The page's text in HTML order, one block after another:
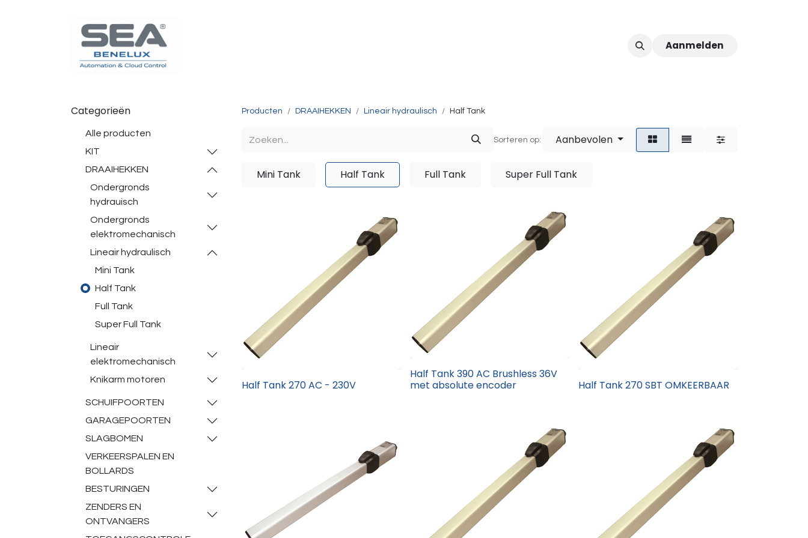
Poortautomatisatie Toegangscontrole Aanmelden
Categorieën
Alle producten
KIT
DRAAIHEKKEN
Ondergronds
hydrauisch
Ondergronds
elektromechanisch
Lineair hydraulisch
Mini Tank
Half Tank
Full Tank
Super Full Tank
Lineair
elektromechanisch
Knikarm motoren
SCHUIFPOORTEN
GARAGEPOORTEN
SLAGBOMEN
VERKEERSPALEN EN
BOLLARDS
BESTURINGEN
ZENDERS EN
ONTVANGERS
Producten DRAAIHEKKEN Lineair hydraulisch Half Tank
Sorteren op: Aanbevolen
Mini Tank Half Tank Full Tank Super Full Tank
Half Tank 270 AC - 230V
Half Tank 390 AC Brushless 36V
met absolute encoder
Half Tank 270 SBT OMKEERBAAR